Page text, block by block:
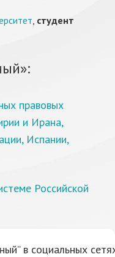
, студент
правовых
и Ирана,
Испании,
Российской
в социальных